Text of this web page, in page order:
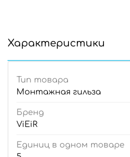
Характеристики
Тип товара
Монтажная гильза
Бренд
ViEiR
Единиц в одном товаре